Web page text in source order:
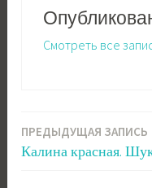
Смотреть все
Навигация
ПРЕДЫДУЩАЯ ЗАПИСЬ
Калина красная.